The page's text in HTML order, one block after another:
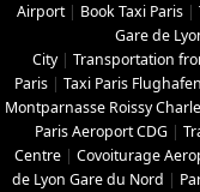
Airport| Book Taxi Paris |
Gare de
City| Transportation
Paris | Taxi Paris Flughafen
Montparnasse Roissy
Paris Aeroport CDG |
Centre | Covoiturage
de Lyon Gare du Nord |